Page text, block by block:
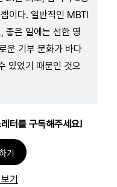
이다. 일반적인 MBTI
좋은 일에는 선한 영
운 기부 문화가 바다
있었기 때문인 것으
터를 구독해주세요!
기
기